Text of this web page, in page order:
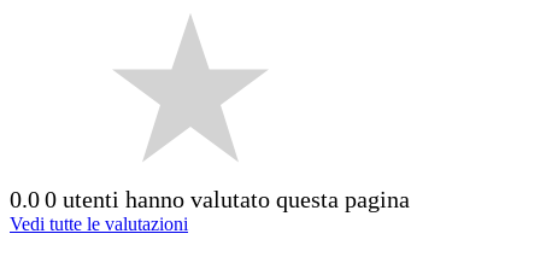
0.00 utenti hanno valutato questa pagina
Vedi tutte le valutazioni